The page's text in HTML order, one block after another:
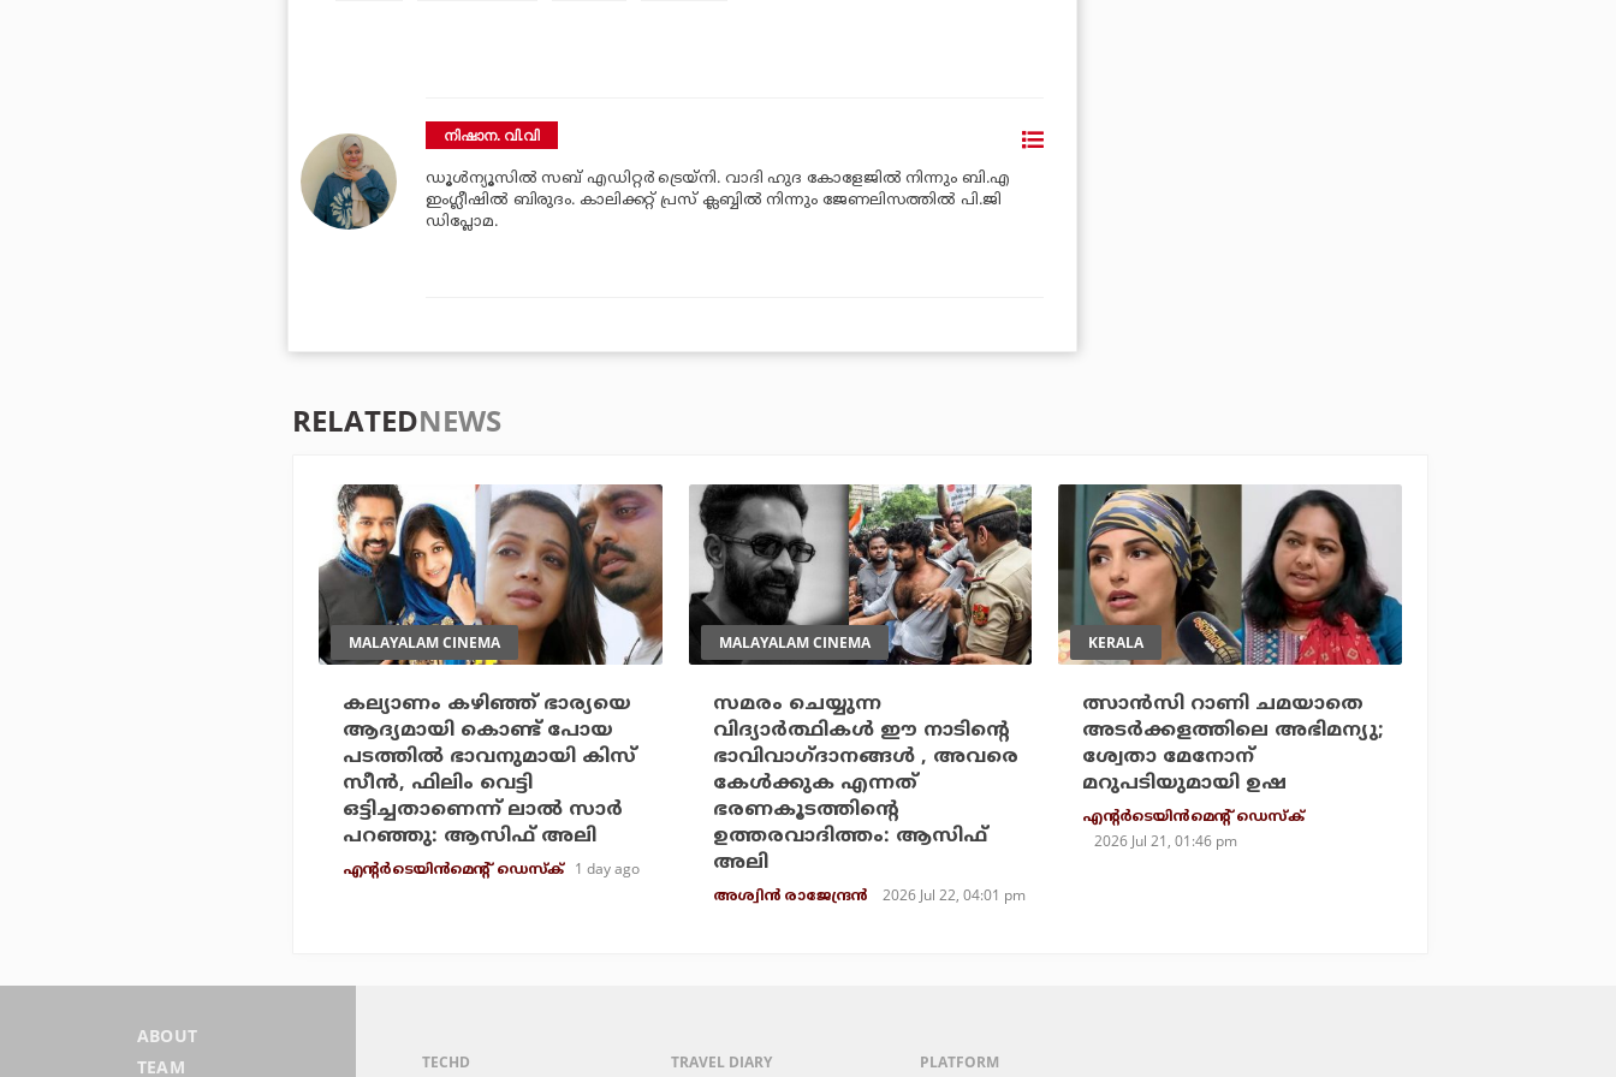
നിഷാന. വി.വി
ഡൂള്‍ന്യൂസില്‍ സബ് എഡിറ്റര്‍ ട്രെയ്‌നി. വാദി ഹുദ കോളേജില്‍ നിന്നും ബി.എ
ഇംഗ്ലീഷില്‍ ബിരുദം. കാലിക്കറ്റ് പ്രസ് ക്ലബ്ബില്‍ നിന്നും ജേണലിസത്തില്‍ പി.ജി
ഡിപ്ലോമ.
RELATEDNEWS
MALAYALAM CINEMA
കല്യാണം കഴിഞ്ഞ് ഭാര്യയെ
ആദ്യമായി കൊണ്ട് പോയ
പടത്തില്‍ ഭാവനുമായി കിസ്
സീന്‍, ഫിലിം വെട്ടി
ഒട്ടിച്ചതാണെന്ന് ലാല്‍ സാര്‍
പറഞ്ഞു: ആസിഫ് അലി
എന്റര്‍ടെയിന്‍മെന്റ് ഡെസ്‌ക് 1 day ago
MALAYALAM CINEMA
സമരം ചെയ്യുന്ന
വിദ്യാര്‍ത്ഥികള്‍ ഈ നാടിന്റെ
ഭാവിവാഗ്ദാനങ്ങള്‍ , അവരെ
കേള്‍ക്കുക എന്നത്
ഭരണകൂടത്തിന്റെ
ഉത്തരവാദിത്തം: ആസിഫ്
അലി
അശ്വിന്‍ രാജേന്ദ്രന്‍ 2026 Jul 22, 04:01 pm
KERALA
ത്സാന്‍സി റാണി ചമയാതെ
അടര്‍ക്കളത്തിലെ അഭിമന്യു;
ശ്വേതാ മേനോന്
മറുപടിയുമായി ഉഷ
എന്റര്‍ടെയിന്‍മെന്റ് ഡെസ്‌ക്
2026 Jul 21, 01:46 pm
ABOUT
TEAM
TECHD TRAVEL DIARY PLATFORM